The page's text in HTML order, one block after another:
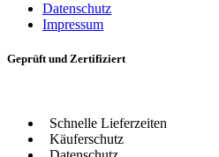
Datenschutz
Impressum
Geprüft und Zertifiziert
Schnelle Lieferzeiten
Käuferschutz